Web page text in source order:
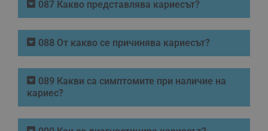
087 Какво представлява кариесът?
088 От какво се причинява кариесът?
089 Какви са симптомите при наличие на
кариес?